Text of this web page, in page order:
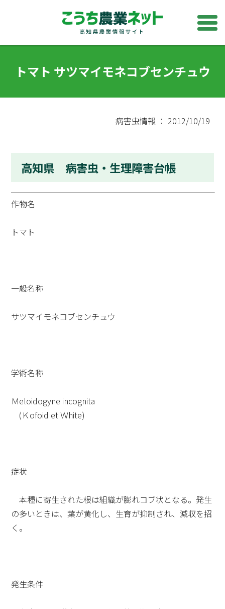
トマト サツマイモネコブセンチュウ
病害虫情報 ： 2012/10/19
高知県 病害虫・生理障害台帳
作物名
トマト
一般名称
サツマイモネコブセンチュウ
学術名称
Ｍeloidogyne incognita
(Ｋofoid et Ｗhite)
症状
本種に寄生された根は組織が膨れコブ状となる。発生
の多いときは、葉が黄化し、生育が抑制され、減収を招
く。
発生条件